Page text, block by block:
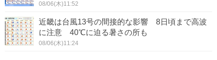
08/06(木)11:52
近畿は台風13号の間接的な影響 8日頃まで高波
に注意 40℃に迫る暑さの所も
08/06(木)11:24